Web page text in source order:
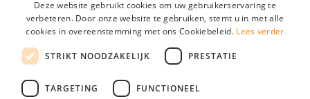
E-mail*
Wachtwoord
login gegevens onthouden
login
Deze website gebruikt cookies om uw gebruikerservaring te
verbeteren. Door onze website te gebruiken, stemt u in met alle
cookies in overeenstemming met ons Cookiebeleid. Lees verder
STRIKT NOODZAKELIJK PRESTATIE
TARGETING FUNCTIONEEL